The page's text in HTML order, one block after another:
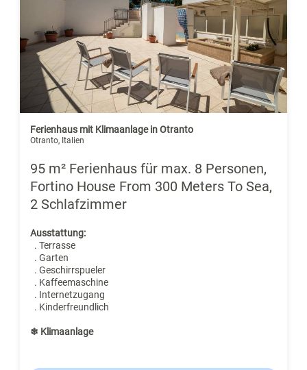
Ferienhaus mit Klimaanlage in Otranto
Otranto, Italien
95 m² Ferienhaus für max. 8 Personen,
Fortino House From 300 Meters To Sea,
2 Schlafzimmer
Ausstattung:
. Terrasse
. Garten
. Geschirrspueler
. Kaffeemaschine
. Internetzugang
. Kinderfreundlich
❄ Klimaanlage